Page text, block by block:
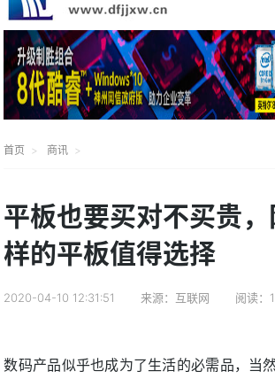
首页 商讯
平板也要买对不买贵
样的平板值得选择
2020-04-10 12:31:51 来源：互联网 阅读：
数码产品似乎也成为了生活的必需品，当